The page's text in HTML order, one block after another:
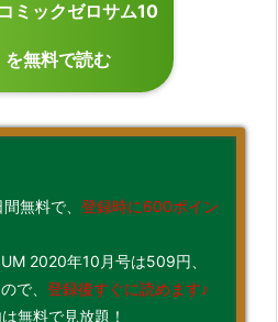
ミックゼロサム10
を無料で読む
無料で、 登録時に600ポイン
2020年10月号は509円、
で、 登録後すぐに読めます♪
無料で見放題！